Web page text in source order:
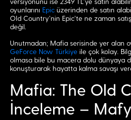
versiyonunu ise 2349 TL’ye satın
oyunlarını Epic üzerinden de satın
Old Country’nin Epic’te ne zaman
değil.
Unutmadan; Mafia serisinde yer alan
GeForce Now Türkiye ile çok kolay.
olmasa bile bu macera dolu dünyaya
konuşturarak hayatta kalma savaşı
Mafia: The Old
İnceleme –